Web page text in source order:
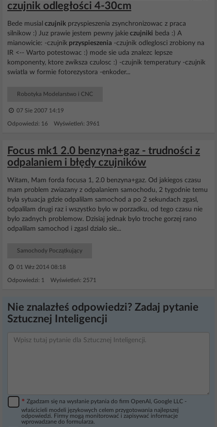
czujnik odległości 4-30cm
Bede musial czujnik przyspieszenia zsynchronizowac z praca
silnikow :) Juz prawie jestem pewny jakie czujniki beda :) A
mianowicie: -czujnik przyspieszenia -czujnik odleglosci zrobiony na
IR <-- Warto potestowac :) mode sie uda znalezc lepsze
komponenty, ktore zwiksza czulosc :) -czujnik temperatury -czujnik
swiatla w formie fotorezystora -enkoder...
Robotyka Modelarstwo i CNC
07 Sie 2007 14:19
Odpowiedzi: 16 Wyświetleń: 3961
Focus mk1 2.0 benzyna+gaz - trudności z
odpalaniem i błędy czujników
Witam, Mam forda focusa 1, 2.0 benzyna+gaz. Od jakiegos czasu
mam problem zwiazany z odpalaniem samochodu, 2 tygodnie temu
byla sytuacja gdzie odpalilam samochod a po 2 sekundach zgasl,
odpalilam drugi raz i wszystko bylo w porzadku, od tego czasu nie
bylo zadnych problemow. Dzisiaj jednak bylo troche gorzej rano
odpalilam samochod i zgasl dzialo sie...
Samochody Początkujący
01 Wrz 2014 08:18
Odpowiedzi: 1 Wyświetleń: 2571
Nie znalazłeś odpowiedzi? Zadaj pytanie
Sztucznej Inteligencji
* Zgadzam się na wysłanie pytania do firm OpenAI, Google LLC -
właścicieli modeli językowych celem przygotowania najlepszej
odpowiedzi. Firmy mogą monitorować i zapisywać informacje
wprowadzane do formularza.